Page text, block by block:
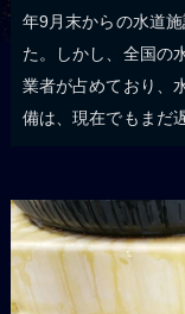
年9月末からの水道
た。しかし、全国の
業者が占めており、
備は、現在でもまだ